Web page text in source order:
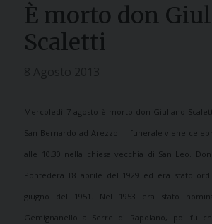
È morto don
Scaletti
Mercoledì 7 agosto è morto don Giuliano
San Bernardo ad Arezzo. Il funerale viene
alle 10.30 nella chiesa vecchia di San Leo.
Pontedera l’8 aprile del 1929 ed era stato
giugno del 1951. Nel 1953 era stato
Gemignanello a Serre di Rapolano, poi fu